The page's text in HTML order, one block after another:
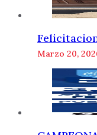
Marzo 20,